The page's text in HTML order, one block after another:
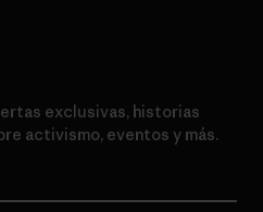
exclusivas, historias
activismo, eventos y más.